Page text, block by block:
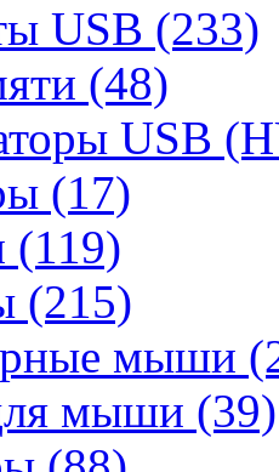
USB (233)
(48)
USB
(17)
(119)
(215)
мыши
мыши (39)